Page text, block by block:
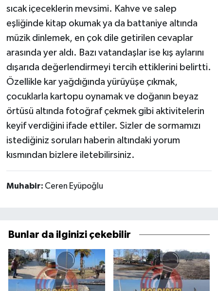
sıcak içeceklerin mevsimi. Kahve ve salep
eşliğinde kitap okumak ya da battaniye altında
müzik dinlemek, en çok dile getirilen cevaplar
arasında yer aldı. Bazı vatandaşlar ise kış aylarını
dışarıda değerlendirmeyi tercih ettiklerini belirtti.
Özellikle kar yağdığında yürüyüşe çıkmak,
çocuklarla kartopu oynamak ve doğanın beyaz
örtüsü altında fotoğraf çekmek gibi aktivitelerin
keyif verdiğini ifade ettiler. Sizler de sormamızı
istediğiniz soruları haberin altındaki yorum
kısmından bizlere iletebilirsiniz.
Muhabir: Ceren Eyüpoğlu
Bunlar da ilginizi çekebilir